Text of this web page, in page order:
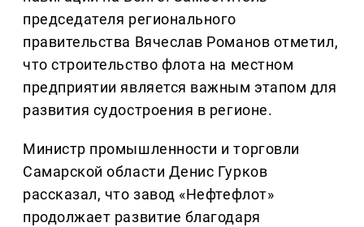
председателя регионального
правительства Вячеслав Романов отметил,
что строительство флота на местном
предприятии является важным этапом для
развития судостроения в регионе.
Министр промышленности и торговли
Самарской области Денис Гурков
рассказал, что завод «Нефтефлот»
продолжает развитие благодаря